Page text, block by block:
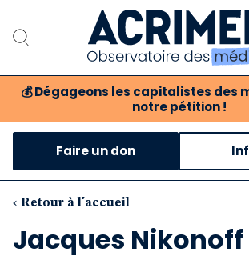
💰 Dégageons les capitalistes des
notre pétition !
Notre association
Notre critique des
Nos propositions
Notre revue
Faire un don
‹ Retour à l'accueil
Jacques Nikonoff